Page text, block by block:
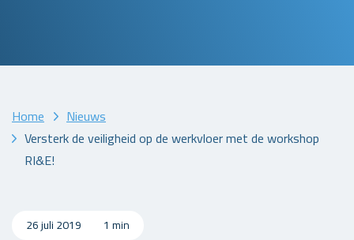
Home
Nieuws
Versterk de veiligheid op de werkvloer met de workshop
RI&E!
26 juli 2019 1 min